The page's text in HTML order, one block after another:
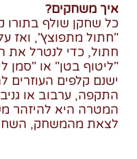
איך משחקים?
כל שחקן שולף בתורו
"חתול מתפוצץ", ואז
חתול, כדי לנטרל את
"ליטוף בטן" או "סמן
ישנם קלפים העוזרים
התקפה, ערבוב או
המטרה היא להיזהר
לצאת מהמשחק,